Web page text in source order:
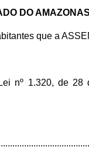
DO
que a
nº 1.320, de 28